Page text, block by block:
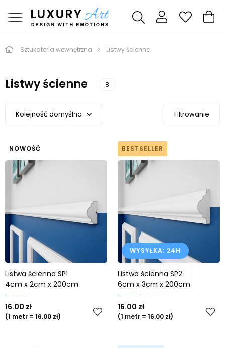
Sztukateria wewnętrzna Listwy ścienne
Listwy ścienne 8
Kolejność domyślna
Kolejność A-Z
Kolejność Z-A
Cena malejąco
Od najnowszych
Od najstarszych
Filtrowanie
NOWOŚĆ
Listwa ścienna SP1
4cm x 2cm x 200cm
16.00 zł
(1 metr = 16.00 zł)
BESTSELLER
WYSYŁKA: 24H
Listwa ścienna SP2
6cm x 3cm x 200cm
16.00 zł
(1 metr = 16.00 zł)